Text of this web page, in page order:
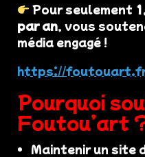
Pour seulement
par an, vous
média engagé !
https://
Pourquoi
Foutou’art
Maintenir un site